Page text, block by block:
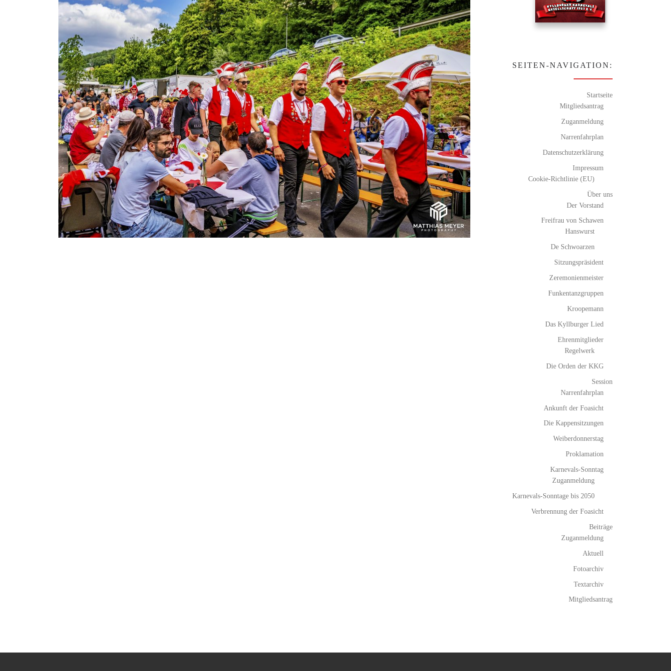
SEITEN-NAVIGATION:
Startseite
Mitgliedsantrag
Zuganmeldung
Narrenfahrplan
Datenschutzerklärung
Impressum
Cookie-Richtlinie (EU)
Über uns
Der Vorstand
Freifrau von Schawen
Hanswurst
De Schwoarzen
Sitzungspräsident
Zeremonienmeister
Funkentanzgruppen
Kroopemann
Das Kyllburger Lied
Ehrenmitglieder
Regelwerk
Die Orden der KKG
Session
Narrenfahrplan
Ankunft der Foasicht
Die Kappensitzungen
Weiberdonnerstag
Proklamation
Karnevals-Sonntag
Zuganmeldung
Karnevals-Sonntage bis 2050
Verbrennung der Foasicht
Beiträge
Zuganmeldung
Aktuell
Fotoarchiv
Textarchiv
Mitgliedsantrag